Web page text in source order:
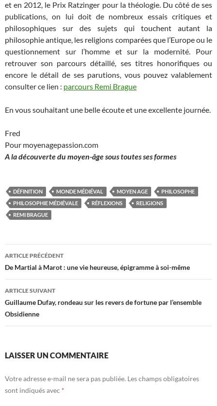
et en 2012, le Prix Ratzinger pour la théologie. Du côté de ses
publications, on lui doit de nombreux essais critiques et
philosophiques sur des sujets qui touchent autant la
philosophie antique, les religions comparées que l’Europe ou le
questionnement sur l’homme et sur la modernité. Pour
retrouver son parcours détaillé, ses titres honorifiques ou
encore le détail de ses parutions, vous pouvez valablement
consulter ce lien : parcours Remi Brague
En vous souhaitant une belle écoute et une excellente journée.
Fred
Pour moyenagepassion.com
A la découverte du moyen-âge sous toutes ses formes
DÉFINITION MONDE MÉDIÉVAL MOYEN AGE
PHILOSOPHE
PHILOSOPHIE MÉDIÉVALE
RÉFLEXIONS
RELIGIONS
REMI BRAGUE
Navigation
des
articles
ARTICLE PRÉCÉDENT
De Martial à Marot : une vie heureuse, épigramme à soi-même
ARTICLE SUIVANT
Guillaume Dufay, rondeau sur les revers de fortune par l’ensemble
Obsidienne
LAISSER UN COMMENTAIRE
Votre adresse e-mail ne sera pas publiée. Les champs obligatoires
sont indiqués avec *